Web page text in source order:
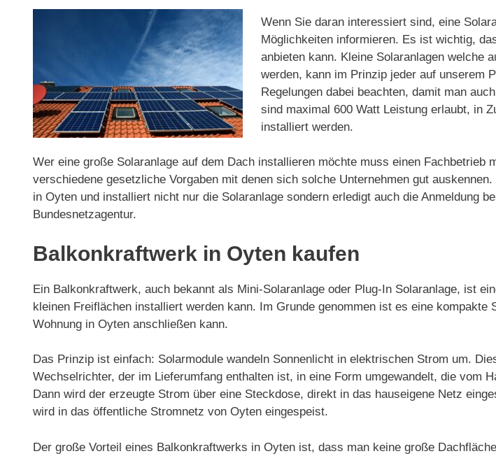
Wenn Sie daran interessiert sind, eine
Möglichkeiten informieren. Es ist wichtig,
anbieten kann. Kleine Solaranlagen welche
werden, kann im Prinzip jeder auf unserem
Regelungen dabei beachten, damit man
sind maximal 600 Watt Leistung erlaubt, in
installiert werden.
Wer eine große Solaranlage auf dem Dach installieren möchte muss einen
verschiedene gesetzliche Vorgaben mit denen sich solche Unternehmen gut
in Oyten und installiert nicht nur die Solaranlage sondern erledigt auch die Anmeldung
Bundesnetzagentur.
Balkonkraftwerk in Oyten kaufen
Ein Balkonkraftwerk, auch bekannt als Mini-Solaranlage oder Plug-In Solaranlage, ist
kleinen Freiflächen installiert werden kann. Im Grunde genommen ist es eine
Wohnung in Oyten anschließen kann.
Das Prinzip ist einfach: Solarmodule wandeln Sonnenlicht in elektrischen Strom um.
Wechselrichter, der im Lieferumfang enthalten ist, in eine Form umgewandelt, die vom
Dann wird der erzeugte Strom über eine Steckdose, direkt in das hauseigene Netz
wird in das öffentliche Stromnetz von Oyten eingespeist.
Der große Vorteil eines Balkonkraftwerks in Oyten ist, dass man keine große